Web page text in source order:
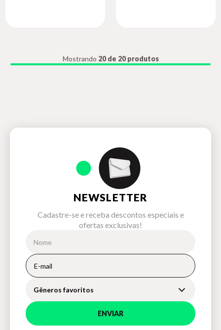
Mostrando 20 de 20 produtos
NEWSLETTER
Cadastre-se e receba descontos especiais e
ofertas exclusivas!
Gêneros favoritos
ENVIAR